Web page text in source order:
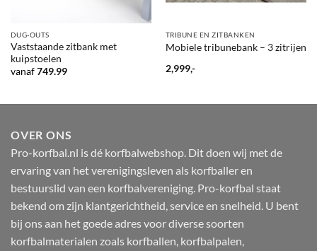
DUG-OUTS
Vaststaande zitbank met
kuipstoelen
vanaf749.99
TRIBUNE EN ZITBANKEN
Mobiele tribunebank – 3 zitrijen
2,999,-
OVER ONS
Pro-korfbal.nl is dé korfbalwebshop. Dit doen wij met de
ervaring van het verenigingsleven als korfballer en
bestuurslid van een korfbalvereniging. Pro-korfbal staat
bekend om zijn klantgerichtheid, service en snelheid. U bent
bij ons aan het goede adres voor diverse soorten
korfbalmaterialen zoals korfballen, korfbalpalen,